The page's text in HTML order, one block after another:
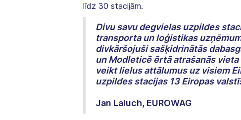
līdz 30 stacijām.
Divu savu degvielas uzpildes
transporta un loģistikas
divkāršojuši sašķidrinātās
un Modleticē ērtā atrašanās
veikt lielus attālumus uz visiem
uzpildes stacijas 13 Eiropas
Jan Laluch, EUROWAG